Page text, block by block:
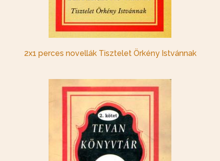
2x1 perces novellák Tisztelet Örkény Istvánnak